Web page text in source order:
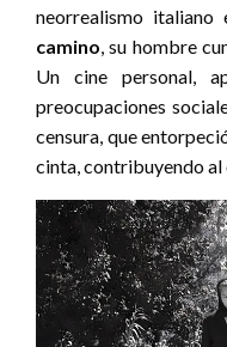
neorrealismo italiano
camino, su hombre
Un cine personal,
preocupaciones
censura, que
cinta, contribuyendo al